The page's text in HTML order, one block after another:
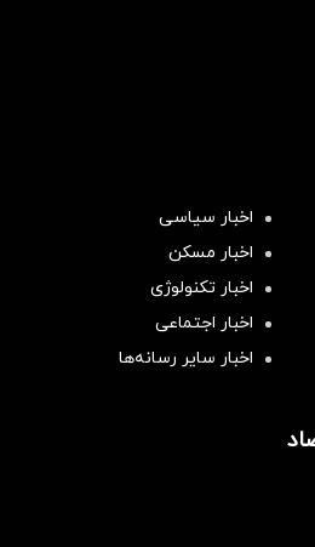
اخبار سیاسی
اخبار مسکن
اخبار تکنولوژی
اخبار اجتماعی
اخبار سایر رسانه‌‌ها